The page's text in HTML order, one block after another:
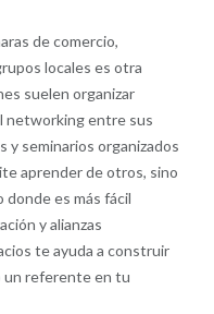
de comercio,
locales es otra
suelen organizar
networking entre sus
y seminarios organizados
aprender de otros, sino
es más fácil
y alianzas
te ayuda a construir
un referente en tu